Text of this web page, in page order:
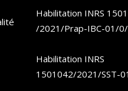
Habilitation INRS
/2021/Prap-IBC-01/
Habilitation INRS
1501042/2021/SST-